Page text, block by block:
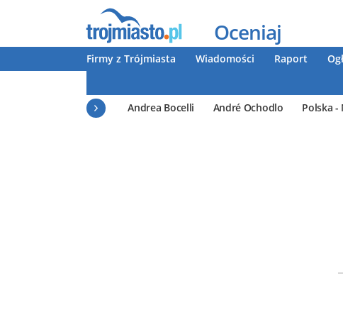
Oceniaj
Firmy z Trójmiasta Wiadomości Raport
Andrea Bocelli
André Ochodlo Polska -